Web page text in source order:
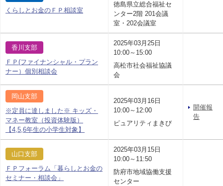
くらしとお金のＦＰ相談室
徳島県立総合福祉セ
ンター2階 201会議
室・202会議室
香川支部
ＦＰ(ファイナンシャル・プラン
ナー）個別相談会
2025年03月25日
10:00～15:00
高松市社会福祉協議
会
岡山支部
※定員に達しました※ キッズ・
マネー教室（投資体験版）
【4,5,6年生の小学生対象】
2025年03月16日
10:00～12:00
ピュアリティまきび
開催報
告
山口支部
ＦＰフォーラム「暮らしとお金の
セミナー・相談会」
2025年03月15日
10:00～11:50
防府市地域協働支援
センター